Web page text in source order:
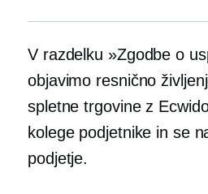
V razdelku »Zgodbe o
objavimo resnično
spletne trgovine z
kolege podjetnike in se
podjetje.